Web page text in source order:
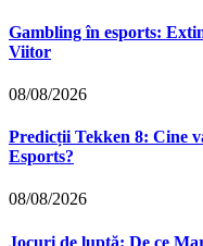
Gambling în esports:
Viitor
08/08/2026
Predicții Tekken 8: Cine
Esports?
08/08/2026
Jocuri de luptă: De ce